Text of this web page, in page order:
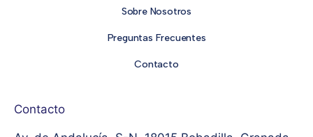
Sobre Nosotros
Preguntas Frecuentes
Contacto
Contacto